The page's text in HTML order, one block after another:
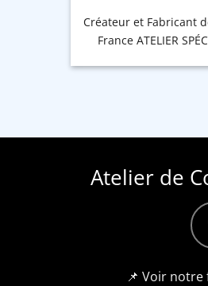
Créateur et Fabricant
France ATELIER
Atelier de
📌 Voir notre